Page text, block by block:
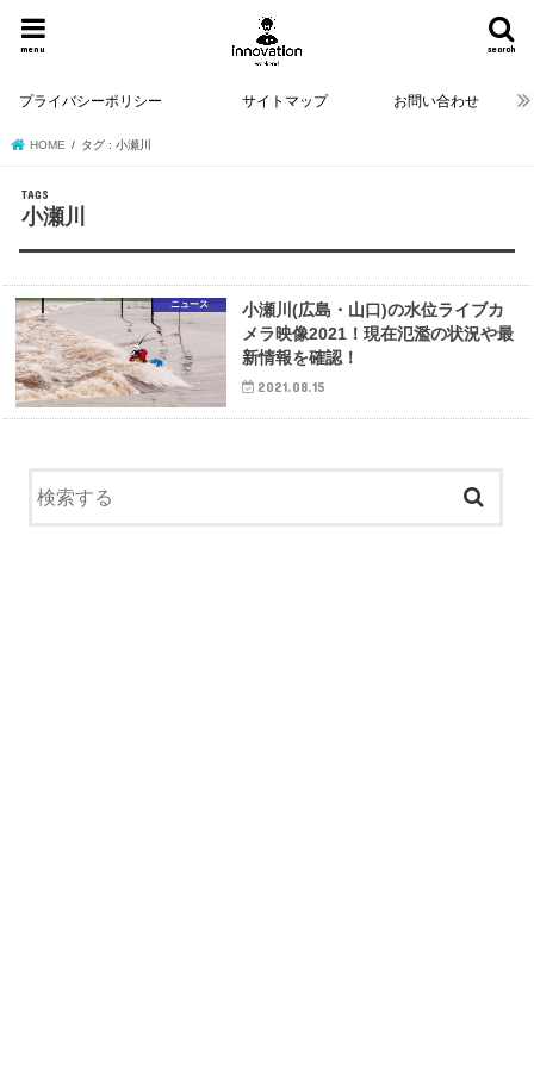
search
menu
プライバシーポリシー サイトマップ お問い合わせ
HOME タグ : 小瀬川
小瀬川
ニュース
小瀬川(広島・山口)の水位ライブカ
メラ映像2021！現在氾濫の状況や最
新情報を確認！
2021.08.15